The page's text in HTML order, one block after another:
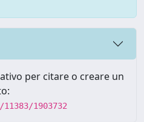
per citare o creare un
1903732